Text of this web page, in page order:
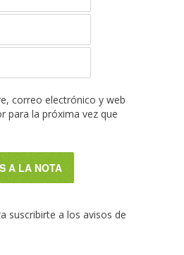
correo electrónico y web
para la próxima vez que
suscribirte a los avisos de